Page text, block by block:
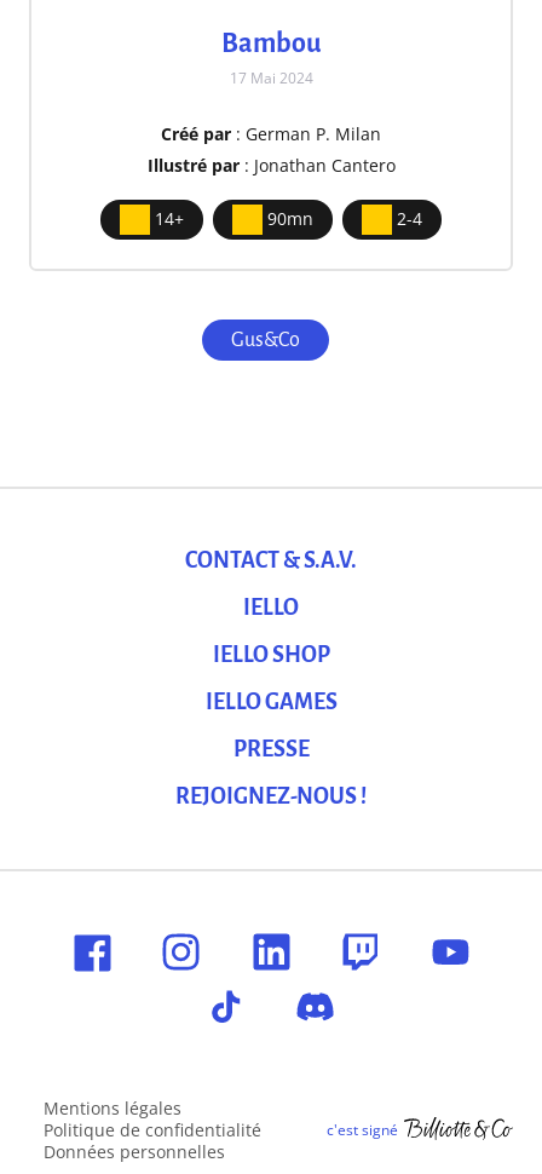
Bambou
17 Mai 2024
Créé par : German P. Milan
Illustré par: Jonathan Cantero
14+ 90mn 2-4
Gus&Co
CONTACT & S.A.V.
IELLO
IELLO SHOP
IELLO GAMES
PRESSE
REJOIGNEZ-NOUS !
Mentions légales
Politique de confidentialité
Données personnelles